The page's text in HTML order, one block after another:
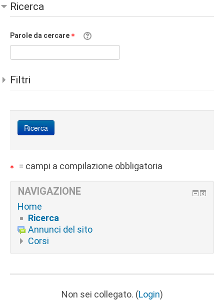
Ricerca
Parole da cercare
Filtri
= campi a compilazione obbligatoria
NAVIGAZIONE
Home
Ricerca
Annunci del sito
Corsi
Non sei collegato. (Login)